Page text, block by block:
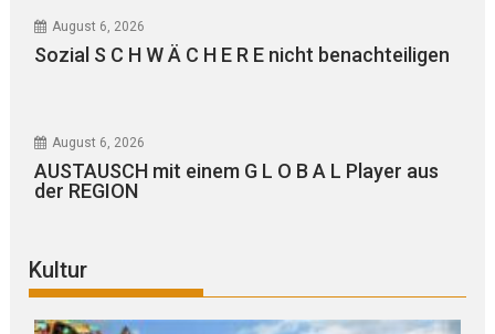
August 6, 2026
Sozial S C H W Ä C H E R E nicht benachteiligen
August 6, 2026
AUSTAUSCH mit einem G L O B A L Player aus
der REGION
Kultur